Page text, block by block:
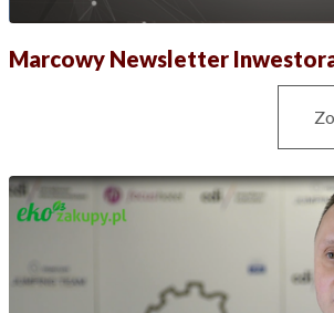
Marcowy Newsletter